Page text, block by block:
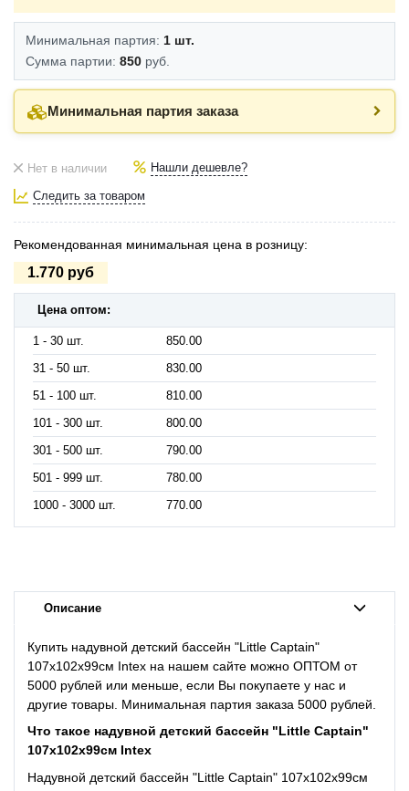
Минимальная партия: 1 шт.
Сумма партии: 850 руб.
Минимальная партия заказа
Нет в наличии Нашли дешевле?
Следить за товаром
Рекомендованная минимальная цена в розницу:
1.770 руб
Цена оптом:
1 - 30 шт.
850.00
31 - 50 шт.
830.00
51 - 100 шт.
810.00
101 - 300 шт.
800.00
301 - 500 шт.
790.00
501 - 999 шт.
780.00
1000 - 3000 шт.
770.00
Описание
Купить надувной детский бассейн "Little Captain"
107х102х99см Intex на нашем сайте можно ОПТОМ от
5000 рублей или меньше, если Вы покупаете у нас и
другие товары. Минимальная партия заказа 5000 рублей.
Что такое надувной детский бассейн "Little Captain"
107х102х99см Intex
Надувной детский бассейн "Little Captain" 107х102х99см